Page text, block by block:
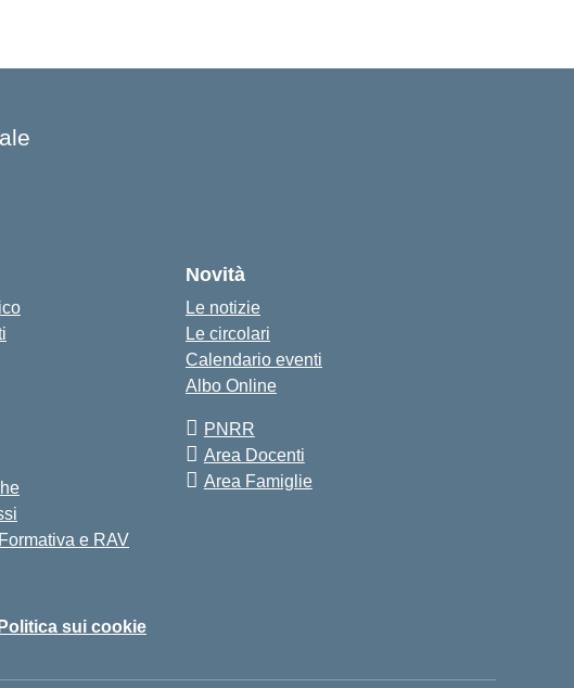
e RAV
Novità
Le notizie
Le circolari
Calendario eventi
Albo Online
PNRR
Area Docenti
Area Famiglie
Politica sui cookie